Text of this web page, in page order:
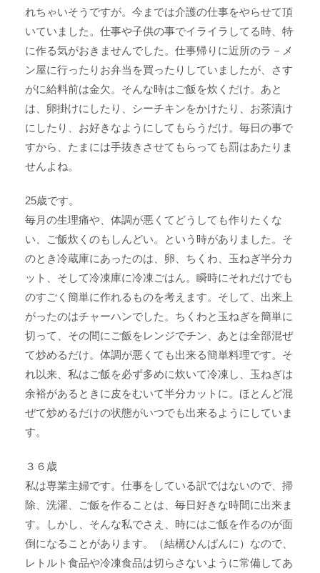
れちゃいそうですが。今までは介護の仕事をやらせて頂
いていました。仕事や子供の事でイライラしてる時、特
に作る気がおきませんでした。仕事帰りに近所のラ－メ
ン屋に行ったりお弁当を買ったりしていましたが、さす
がに給料前は金欠。そんな時はご飯を炊くだけ。あと
は、卵掛けにしたり、シーチキンをかけたり、お茶漬け
にしたり、お好きなようにしてもらうだけ。毎日の事で
すから、たまには手抜きさせてもらっても罰はあたりま
せんよね。
25歳です。
毎月の生理痛や、体調が悪くてどうしても作りたくな
い、ご飯炊くのもしんどい。という時がありました。そ
のとき冷蔵庫にあったのは、卵、ちくわ、玉ねぎ半分カ
ット、そして冷凍庫に冷凍ごはん。瞬時にそれだけでも
のすごく簡単に作れるものを考えます。そして、出来上
がったのはチャーハンでした。ちくわと玉ねぎを簡単に
切って、その間にご飯をレンジでチン、あとは全部混ぜ
て炒めるだけ。体調が悪くても出来る簡単料理です。そ
れ以来、私はご飯を必ず多めに炊いて冷凍し、玉ねぎは
余裕があるときに皮をむいて半分カットに。ほとんど混
ぜて炒めるだけの状態がいつでも出来るようにしていま
す。
３６歳
私は専業主婦です。仕事をしている訳ではないので、掃
除、洗濯、ご飯を作ることは、毎日好きな時間に出来ま
す。しかし、そんな私でさえ、時にはご飯を作るのが面
倒になることがあります。（結構ひんぱんに）なので、
レトルト食品や冷凍食品は切らさないように常備してあ